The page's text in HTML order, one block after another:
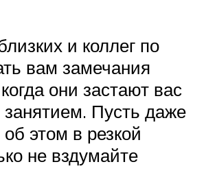
и коллег по
вам замечания
они застают вас
Пусть даже
этом в резкой
не вздумайте